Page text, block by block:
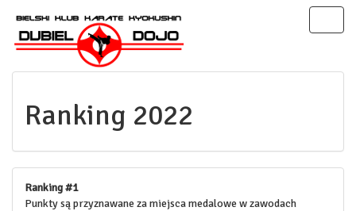
Ranking 2022
Ranking #1
Punkty są przyznawane za miejsca medalowe w zawodach